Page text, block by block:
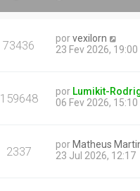
73436 porvexilorn
23 Fev 2026, 19:00
159648 por Lumikit-
06 Fev 2026, 15:10
2337 por Matheus
23 Jul 2026, 12:17